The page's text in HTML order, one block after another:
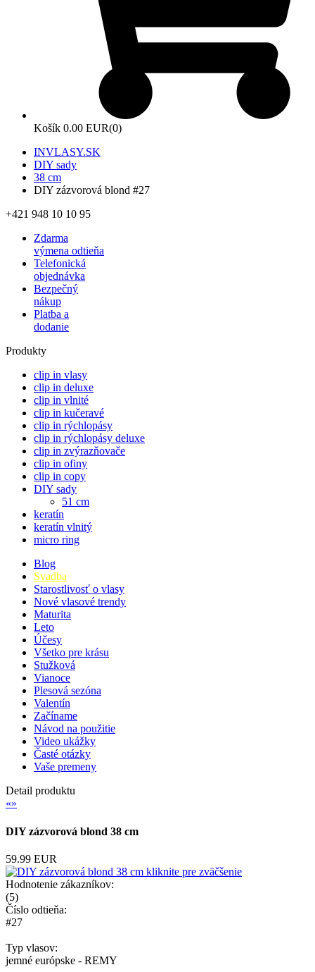
Košík 0.00 EUR(0)
INVLASY.SK
DIY sady
38 cm
DIY zázvorová blond #27
+421 948 10 10 95
Zdarma
výmena odtieňa
Telefonická
objednávka
Bezpečný
nákup
Platba a
dodanie
Produkty
clip in vlasy
clip in deluxe
clip in vlnité
clip in kučeravé
clip in rýchlopásy
clip in rýchlopásy deluxe
clip in zvýrazňovače
clip in ofiny
clip in copy
DIY sady
51 cm
keratín
keratín vlnitý
micro ring
Blog
Svadba
Starostlivosť o vlasy
Nové vlasové trendy
Maturita
Leto
Účesy
Všetko pre krásu
Stužková
Vianoce
Plesová sezóna
Valentín
Začíname
Návod na použitie
Video ukážky
Časté otázky
Vaše premeny
Detail produktu
«»
DIY zázvorová blond 38 cm
59.99 EUR
kliknite pre zväčšenie
Hodnotenie zákazníkov:
(5)
Číslo odtieňa:
#27
Typ vlasov:
jemné európske - REMY